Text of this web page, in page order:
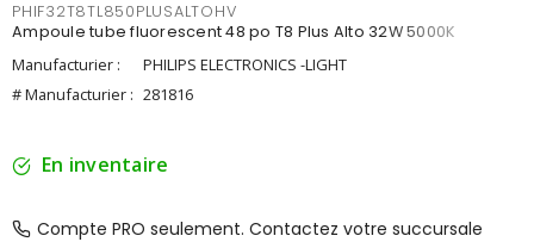
PHIF32T8TL850PLUSALTOHV
Ampoule tube fluorescent 48 po T8 Plus Alto 32W 5000K
Manufacturier :
PHILIPS ELECTRONICS -LIGHT
# Manufacturier : 281816
En inventaire
Compte PRO seulement. Contactez votre succursale